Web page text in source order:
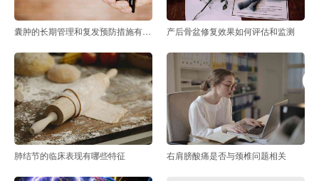
囊肿的长期管理和复发预防措施有哪些 产后骨盆修复效果如何评估和监测
肺结节的临床表现有哪些特征 右肩膀酸痛是否与颈椎问题相关